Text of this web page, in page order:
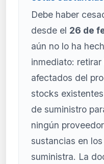
Debe haber
desde el 26 de
aún no lo ha
inmediato:
afectados del
stocks
de suministro
ningún
sustancias en
suministra. La